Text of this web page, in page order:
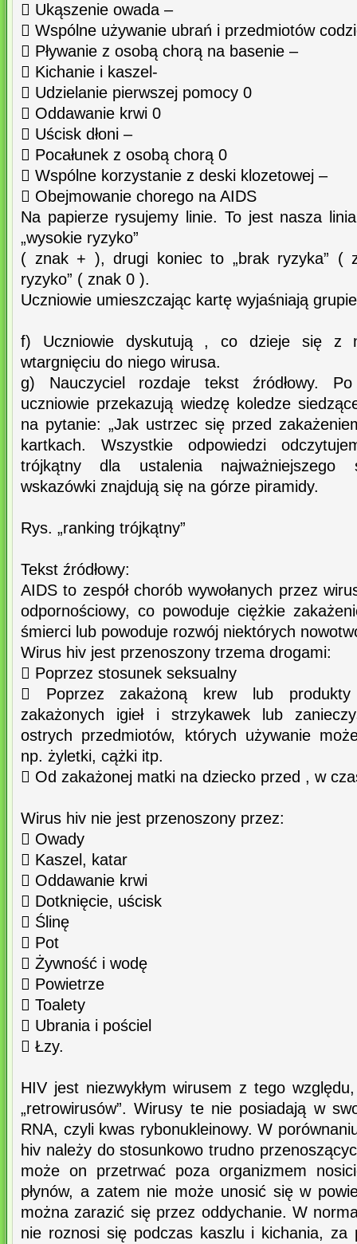
 Ukąszenie owada –
 Wspólne używanie ubrań i przedmiotów
 Pływanie z osobą chorą na basenie –
 Kichanie i kaszel-
 Udzielanie pierwszej pomocy 0
 Oddawanie krwi 0
 Uścisk dłoni –
 Pocałunek z osobą chorą 0
 Wspólne korzystanie z deski klozetowej –
 Obejmowanie chorego na AIDS
Na papierze rysujemy linie. To jest nasza
„wysokie ryzyko”
( znak + ), drugi koniec to „brak ryzyka” (
ryzyko” ( znak 0 ).
Uczniowie umieszczając kartę wyjaśniają
f) Uczniowie dyskutują , co dzieje się z
wtargnięciu do niego wirusa.
g) Nauczyciel rozdaje tekst źródłowy. Po
uczniowie przekazują wiedzę koledze
na pytanie: „Jak ustrzec się przed
kartkach. Wszystkie odpowiedzi
trójkątny dla ustalenia najważniejszego
wskazówki znajdują się na górze piramidy.
Rys. „ranking trójkątny”
Tekst źródłowy:
AIDS to zespół chorób wywołanych przez
odpornościowy, co powoduje ciężkie
śmierci lub powoduje rozwój niektórych
Wirus hiv jest przenoszony trzema drogami:
 Poprzez stosunek seksualny
 Poprzez zakażoną krew lub produkty
zakażonych igieł i strzykawek lub
ostrych przedmiotów, których używanie
np. żyletki, cążki itp.
 Od zakażonej matki na dziecko przed , w
Wirus hiv nie jest przenoszony przez:
 Owady
 Kaszel, katar
 Oddawanie krwi
 Dotknięcie, uścisk
 Ślinę
 Pot
 Żywność i wodę
 Powietrze
 Toalety
 Ubrania i pościel
 Łzy.
HIV jest niezwykłym wirusem z tego
„retrowirusów”. Wirusy te nie posiadają w
RNA, czyli kwas rybonukleinowy. W
hiv należy do stosunkowo trudno
może on przetrwać poza organizmem
płynów, a zatem nie może unosić się w
można zarazić się przez oddychanie. W
nie roznosi się podczas kaszlu i kichania, za